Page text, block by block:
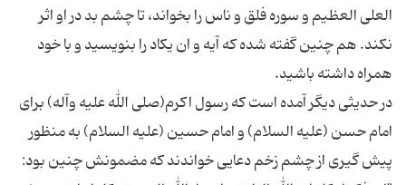
العلی العظیم و سوره فلق و ناس را بخواند، تا چشم بد در او اثر
نكند. هم چنین گفته شده كه آیه و ان یكاد را بنویسید و با خود
در حدیثی دیگر آمده است كه رسول اكرم(صلی الله علیه وآله) برای
امام حسن (علیه السلام) و امام حسین (علیه السلام) به منظور
پیش گیری از چشم زخم دعایی خواندند كه مضمونش چنین بود: